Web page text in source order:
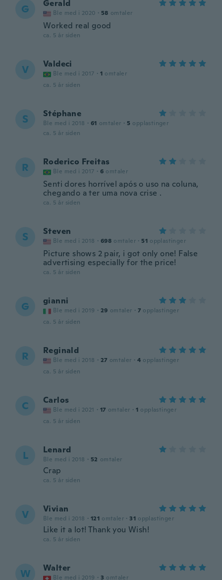
G Gerald
Ble med i 2020 · 58 omtaler
Worked real good
ca. 5 år siden
V Valdeci
Ble med i 2017 · 1 omtaler
ca. 5 år siden
S Stéphane
Ble med i 2018 · 61 omtaler · 5 opplastinger
ca. 5 år siden
R Roderico Freitas
Ble med i 2017 · 6 omtaler
Senti dores horrível após o uso na coluna,
chegando a ter uma nova crise .
ca. 5 år siden
S Steven
Ble med i 2018 · 698 omtaler · 51 opplastinger
Picture shows 2 pair, i got only one! False
advertising especially for the price!
ca. 5 år siden
G gianni
Ble med i 2019 · 29 omtaler · 7 opplastinger
ca. 5 år siden
R Reginald
Ble med i 2018 · 27 omtaler · 4 opplastinger
ca. 5 år siden
C Carlos
Ble med i 2021 · 17 omtaler · 1 opplastinger
ca. 5 år siden
L Lenard
Ble med i 2018 · 52 omtaler
Crap
ca. 5 år siden
V Vivian
Ble med i 2018 · 121 omtaler · 31 opplastinger
Like it a lot! Thank you Wish!
ca. 5 år siden
W Walter
Ble med i 2019 · 3 omtaler